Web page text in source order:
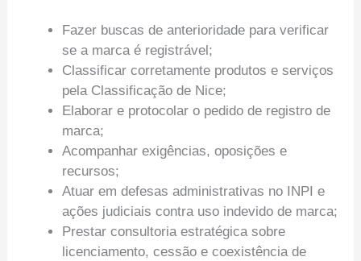
Fazer buscas de anterioridade para verificar
se a marca é registrável;
Classificar corretamente produtos e serviços
pela Classificação de Nice;
Elaborar e protocolar o pedido de registro de
marca;
Acompanhar exigências, oposições e
recursos;
Atuar em defesas administrativas no INPI e
ações judiciais contra uso indevido de marca;
Prestar consultoria estratégica sobre
licenciamento, cessão e coexistência de